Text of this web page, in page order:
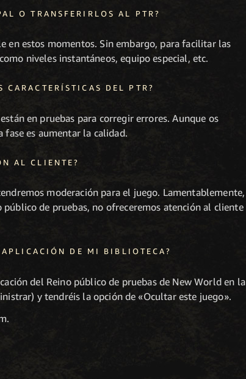
O TRANSFERIRLOS AL PTR?
en estos momentos. Sin embargo, para facilitar las
niveles instantáneos, equipo especial, etc.
CARACTERÍSTICAS DEL PTR?
en pruebas para corregir errores. Aunque os
es aumentar la calidad.
AL CLIENTE?
moderación para el juego. Lamentablemente,
de pruebas, no ofreceremos atención al cliente
DE MI BIBLIOTECA?
del Reino público de pruebas de New World en la
y tendréis la opción de «Ocultar este juego».